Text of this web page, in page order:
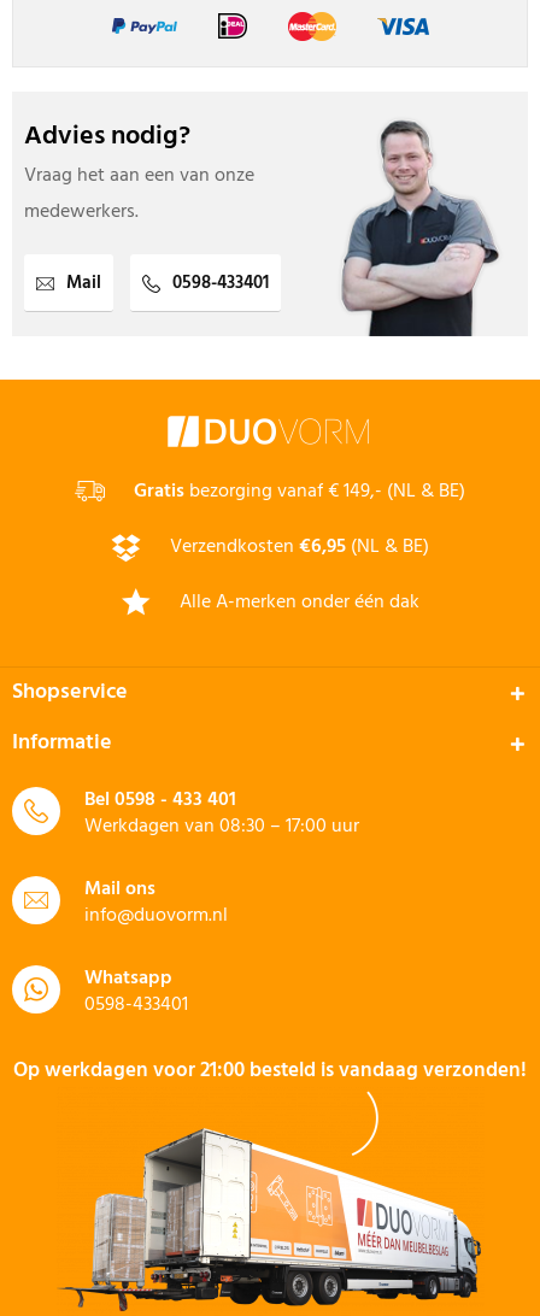
Advies nodig?
Vraag het aan een van onze
medewerkers.
Mail 0598-433401
Gratisbezorging vanaf € 149,- (NL & BE)
Verzendkosten€6,95(NL & BE)
Alle A-merken onder één dak
Shopservice
Informatie
Bel0598 - 433 401
Werkdagen van 08:30 – 17:00 uur
Mail ons
info@duovorm.nl
Whatsapp
0598-433401
Op werkdagen voor 21:00 besteld is vandaag verzonden!